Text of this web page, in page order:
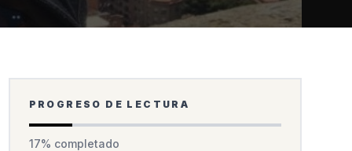
PROGRESO DE LECTURA
17% completado